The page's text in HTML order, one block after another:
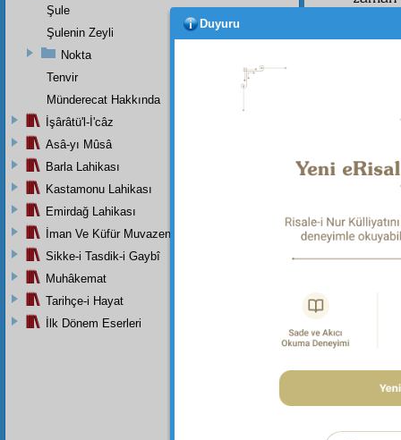
Şule
Şulenin Zeyli
Nokta
Tenvir
Münderecat Hakkında
İşârâtü'l-İ'câz
Asâ-yı Mûsâ
Barla Lahikası
Kastamonu Lahikası
Emirdağ Lahikası
İman Ve Küfür Muvazeneleri
Sikke-i Tasdik-i Gaybî
Muhâkemat
Tarihçe-i Hayat
İlk Dönem Eserleri
Duyuru